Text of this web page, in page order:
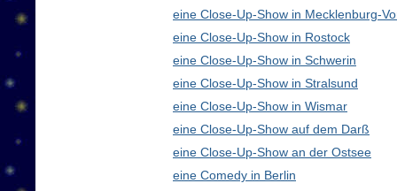
eine Close-Up-Show in Mecklenburg-
eine Close-Up-Show in Rostock
eine Close-Up-Show in Schwerin
eine Close-Up-Show in Stralsund
eine Close-Up-Show in Wismar
eine Close-Up-Show auf dem Darß
eine Close-Up-Show an der Ostsee
eine Comedy in Berlin